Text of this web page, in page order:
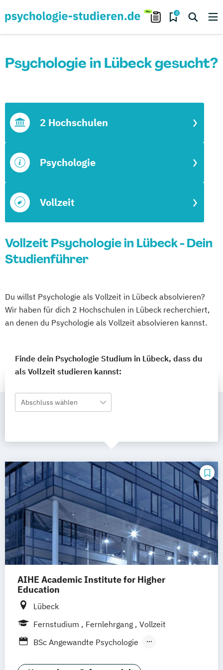
0
Psychologie in Lübeck gesucht?
Vollzeit
Psychologie
2 Hochschulen
Vollzeit Psychologie in Lübeck - Dein
Studienführer
Du willst Psychologie als Vollzeit in Lübeck absolvieren?
Wir haben für dich 2 Hochschulen in Lübeck recherchiert,
an denen du Psychologie als Vollzeit absolvieren kannst.
Finde dein Psychologie Studium in Lübeck, dass du
als Vollzeit studieren kannst:
Abschluss wählen
AIHE Academic Institute for Higher
Education
Lübeck
Fernstudium
Fernlehrgang
Vollzeit
BSc Angewandte Psychologie